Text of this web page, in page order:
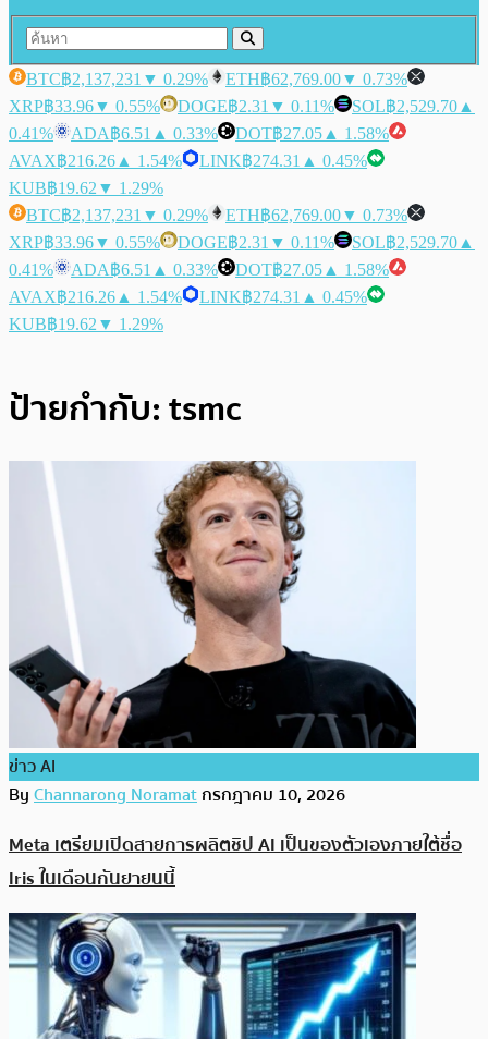
BTC฿2,137,231 ▼ 0.29% ETH฿62,769.00▼ 0.73%
XRP฿33.96▼ 0.55% DOGE฿2.31 ▼ 0.11% SOL฿2,529.70 ▲
0.41%
ADA฿6.51 ▲ 0.33% DOT฿27.05 ▲ 1.58%
AVAX฿216.26 ▲ 1.54% LINK฿274.31 ▲ 0.45%
KUB฿19.62 ▼ 1.29%
BTC฿2,137,231 ▼ 0.29% ETH฿62,769.00▼ 0.73%
XRP฿33.96▼ 0.55% DOGE฿2.31 ▼ 0.11% SOL฿2,529.70 ▲
0.41%
ADA฿6.51 ▲ 0.33% DOT฿27.05 ▲ 1.58%
AVAX฿216.26 ▲ 1.54% LINK฿274.31 ▲ 0.45%
KUB฿19.62 ▼ 1.29%
ป้ายกำกับ:tsmc
ข่าว AI
ByChannarong Noramatกรกฎาคม 10, 2026
Meta เตรียมเปิดสายการผลิตชิป AI เป็นของตัวเองภายใต้ชื่อ
Iris ในเดือนกันยายนนี้